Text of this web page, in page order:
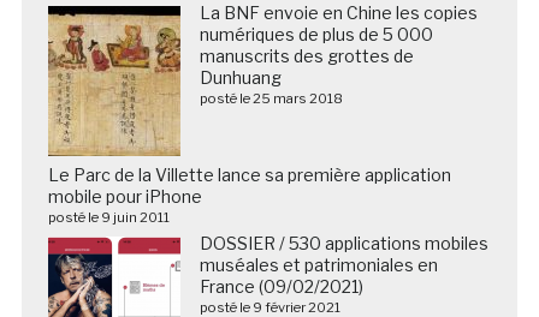
La BNF envoie en Chine les copies
numériques de plus de 5 000
manuscrits des grottes de
Dunhuang
posté le 25 mars 2018
Le Parc de la Villette lance sa première application
mobile pour iPhone
posté le 9 juin 2011
DOSSIER / 530 applications mobiles
muséales et patrimoniales en
France (09/02/2021)
posté le 9 février 2021